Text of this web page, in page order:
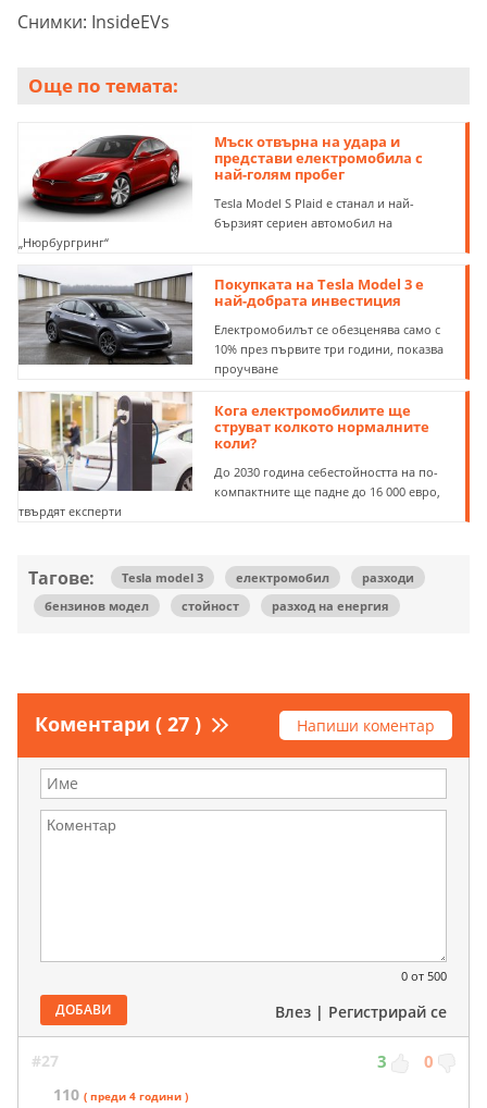
Снимки: InsideEVs
Още по темата:
Мъск отвърна на удара и
представи електромобила с
най-голям пробег
Tesla Model S Plaid е станал и най-
бързият сериен автомобил на
„Нюрбургринг“
Покупката на Tesla Model 3 е
най-добрата инвестиция
Електромобилът се обезценява само с
10% през първите три години, показва
проучване
Кога електромобилите ще
струват колкото нормалните
коли?
До 2030 година себестойността на по-
компактните ще падне до 16 000 евро,
твърдят експерти
Тагове: Tesla model 3 електромобил
разходи
бензинов модел
стойност разход на енергия
Коментари ( 27 ) Напиши коментар
0 от 500
ДОБАВИ Влез | Регистрирай се
#27 3 0
110 ( преди 4 години )